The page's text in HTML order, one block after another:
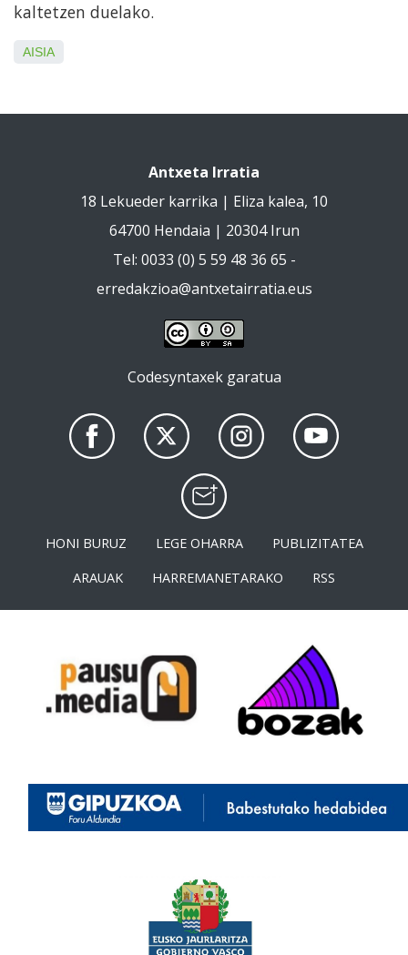
kaltetzen duelako.
AISIA
Antxeta Irratia
18 Lekueder karrika | Eliza kalea, 10
64700 Hendaia | 20304 Irun
Tel: 0033 (0) 5 59 48 36 65 -
erredakzioa@antxetairratia.eus
Codesyntaxek garatua
HONI BURUZ LEGE OHARRA
PUBLIZITATEA
ARAUAK
HARREMANETARAKO RSS